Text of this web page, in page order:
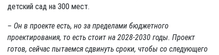
детский сад на 300 мест.
– Он в проекте есть, но за пределами бюджетного
проектирования, то есть стоит на 2028-2030 годы. Проект
готов, сейчас пытаемся сдвинуть сроки, чтобы со следующего